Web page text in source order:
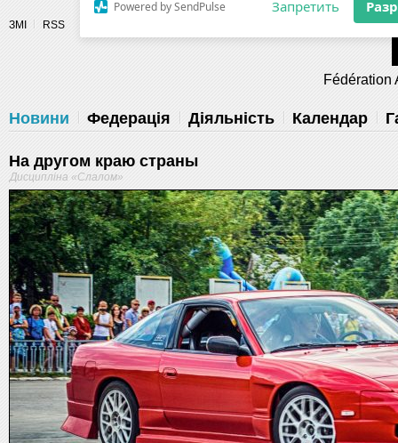
Разрешите сайту fau.ua
уведомления на рабочий стол
ЗМІ RSS
Fédération
Новини Федерація Діяльність Календар
На другом краю страны
Дисципліна «Слалом»